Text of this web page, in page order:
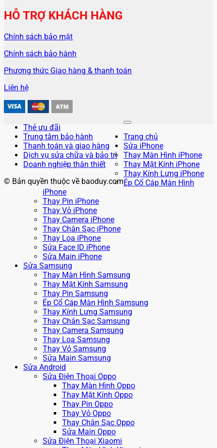
HỖ TRỢ KHÁCH HÀNG
Chính sách bảo mật
Chính sách bảo hành
Phương thức Giao hàng & thanh toán
Liên hệ
Thẻ ưu đãi
Trung tâm bảo hành
Thanh toán và giao hàng
Dịch vụ sửa chữa và bảo trì
Doanh nghiệp thân thiết
© Bản quyền thuộc về baoduy.com
Trang chủ
Sửa iPhone
Thay Màn Hình iPhone
Thay Mặt Kính iPhone
Thay Kính Lưng iPhone
Ép Cổ Cáp Màn Hình
iPhone
Thay Pin iPhone
Thay Vỏ iPhone
Thay Camera iPhone
Thay Chân Sạc iPhone
Thay Loa iPhone
Sửa Face ID iPhone
Sửa Main iPhone
Sửa Samsung
Thay Màn Hình Samsung
Thay Mặt Kính Samsung
Thay Pin Samsung
Ép Cổ Cáp Màn Hình Samsung
Thay Kính Lưng Samsung
Thay Chân Sạc Samsung
Thay Camera Samsung
Thay Loa Samsung
Thay Vỏ Samsung
Sửa Main Samsung
Sửa Android
Sửa Điện Thoại Oppo
Thay Màn Hình Oppo
Thay Mặt Kính Oppo
Thay Pin Oppo
Thay Vỏ Oppo
Thay Chân Sạc Oppo
Sửa Main Oppo
Sửa Điện Thoại Xiaomi